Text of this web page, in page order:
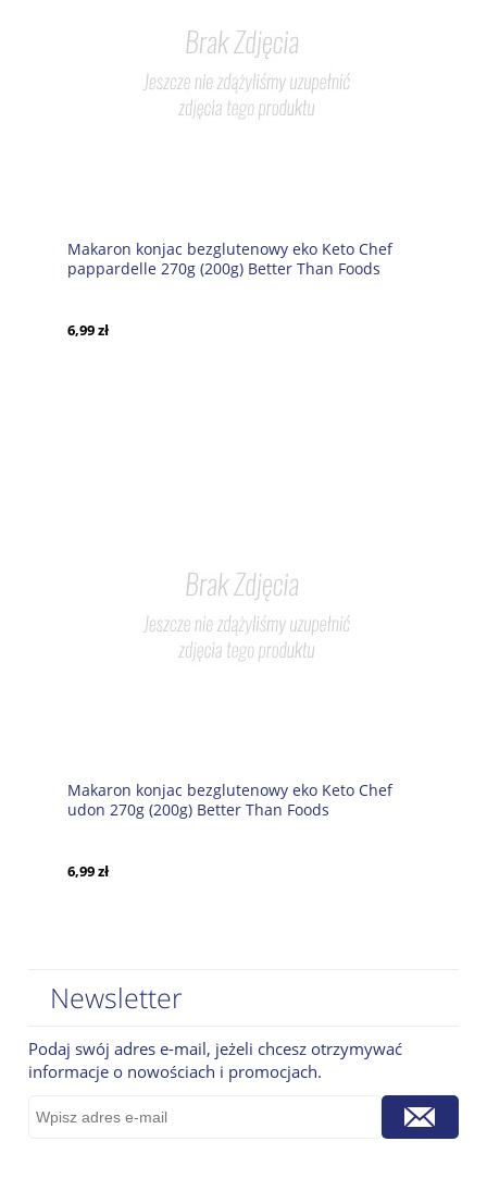
Makaron konjac bezglutenowy eko Keto Chef
pappardelle 270g (200g) Better Than Foods
6,99 zł
Makaron konjac bezglutenowy eko Keto Chef
udon 270g (200g) Better Than Foods
6,99 zł
Newsletter
Podaj swój adres e-mail, jeżeli chcesz otrzymywać
informacje o nowościach i promocjach.